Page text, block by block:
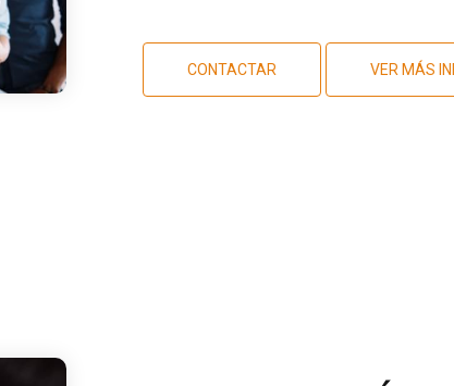
CONTACTAR VER MÁS